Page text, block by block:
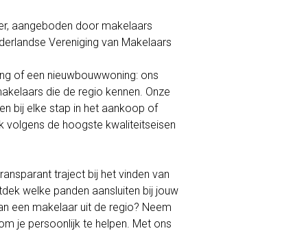
aangeboden door makelaars
Vereniging van Makelaars
of een nieuwbouwwoning: ons
die de regio kennen. Onze
bij elke stap in het aankoop of
volgens de hoogste kwaliteitseisen
traject bij het vinden van
welke panden aansluiten bij jouw
een makelaar uit de regio? Neem
je persoonlijk te helpen. Met ons